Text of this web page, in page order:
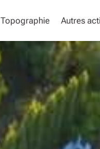
Topographie Autres